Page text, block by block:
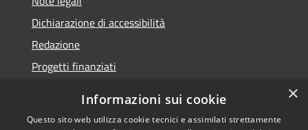
Dichiarazione di accessibilità
Redazione
Progetti finanziati
×
Informazioni sui cookie
Questo sito web utilizza cookie tecnici e assimilati strettamente